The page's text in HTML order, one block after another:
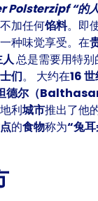
Polsterzipf “的
加任何馅料。即
种味觉享受。在
人总是需要用特别
们。 大约在16
德尔（
利城市推出了他
的食物称为“兔